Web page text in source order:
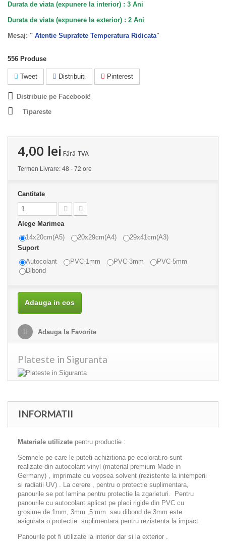
Durata de viata (expunere la interior) : 3 Ani
Durata de viata (expunere la exterior) : 2 Ani
Mesaj: " Atentie Suprafete Temperatura Ridicata"
556 Produse
Tweet Distribuiti Pinterest
Distribuie pe Facebook!
Tipareste
4,00 lei Fără TVA
Termen Livrare: 48 - 72 ore
Cantitate
Alege Marimea
14x20cm(A5)
20x29cm(A4)
29x41cm(A3)
Suport
Autocolant
PVC-1mm PVC-3mm
PVC-5mm
Dibond
Adauga in cos
Adauga la Favorite
Plateste in Siguranta
INFORMATII
Materiale utilizate pentru productie :
Semnele pe care le puteti achizitiona pe ecolorat.ro sunt
realizate din autocolant vinyl (material premium Made in
Germany) , imprimate cu vopsea solvent (rezistente la intemperii
si radiatii UV) . La cerere , pentru o protectie suplimentara,
panourile se pot lamina pentru protectie la zgarieturi. Pentru
panourile cu autocolant aplicat pe placi rigide din PVC cu
grosime de 1mm, 3mm ,5 mm sau dibond de 3mm este
asigurata o protectie suplimentara pentru rezistenta la impact.
Panourile pot fi utilizate la interior dar si la exterior .